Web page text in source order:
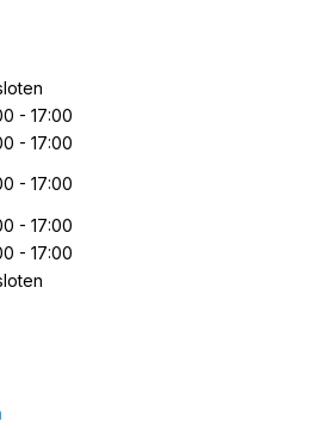
- 17:00
- 17:00
- 17:00
- 17:00
- 17:00